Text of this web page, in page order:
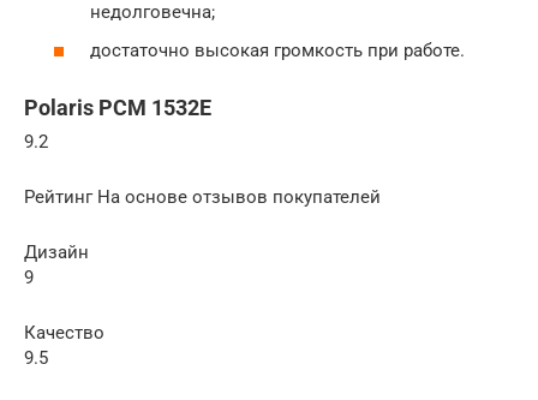
недолговечна;
достаточно высокая громкость при работе.
Polaris PCM 1532E
9.2
Рейтинг На основе отзывов покупателей
Дизайн
9
Качество
9.5